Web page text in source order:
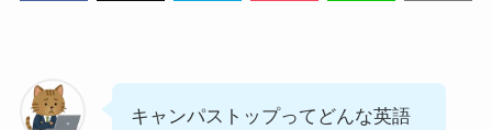
キャンパストップってどんな英語